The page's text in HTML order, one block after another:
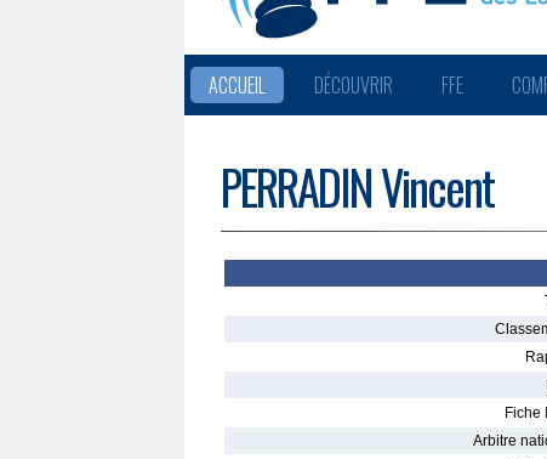
ACCUEIL DÉCOUVRIR FFE
PERRADIN Vincent
Fiche
Arbitre